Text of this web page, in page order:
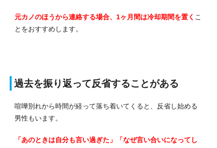
元カノのほうから連絡する場合、1ヶ月間は冷却期間を置く こ
とをおすすめします。
過去を振り返って反省することがある
喧嘩別れから時間が経って落ち着いてくると、反省し始める
男性もいます。
「あのときは自分も言い過ぎた」「なぜ言い合いになってし